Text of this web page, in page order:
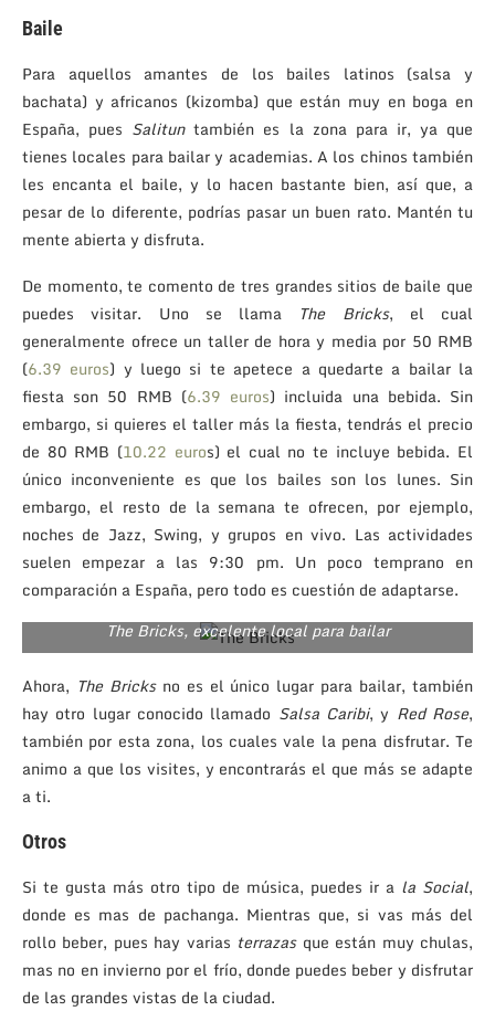
Baile
Para aquellos amantes de los bailes latinos (salsa y
bachata) y africanos (kizomba) que están muy en boga en
España, pues Salituntambién es la zona para ir, ya que
tienes locales para bailar y academias. A los chinos también
les encanta el baile, y lo hacen bastante bien, así que, a
pesar de lo diferente, podrías pasar un buen rato. Mantén tu
mente abierta y disfruta.
De momento, te comento de tres grandes sitios de baile que
puedes visitar. Uno se llama
The Bricks, el cual
generalmente ofrece un taller de hora y media por 50 RMB
(6.39 euros) y luego si te apetece a quedarte a bailar la
fiesta son 50 RMB (6.39 euros) incluida una bebida. Sin
embargo, si quieres el taller más la fiesta, tendrás el precio
de 80 RMB (10.22 euros) el cual no te incluye bebida. El
único inconveniente es que los bailes son los lunes. Sin
embargo, el resto de la semana te ofrecen, por ejemplo,
noches de Jazz, Swing, y grupos en vivo. Las actividades
suelen empezar a las 9:30 pm. Un poco temprano en
comparación a España, pero todo es cuestión de adaptarse.
The Bricks, excelente local para bailar
Ahora, The Bricksno es el único lugar para bailar, también
hay otro lugar conocido llamado Salsa Caribi, y Red Rose,
también por esta zona, los cuales vale la pena disfrutar. Te
animo a que los visites, y encontrarás el que más se adapte
a ti.
Otros
Si te gusta más otro tipo de música, puedes ir a la Social,
donde es mas de pachanga. Mientras que, si vas más del
rollo beber, pues hay varias terrazasque están muy chulas,
mas no en invierno por el frío, donde puedes beber y disfrutar
de las grandes vistas de la ciudad.